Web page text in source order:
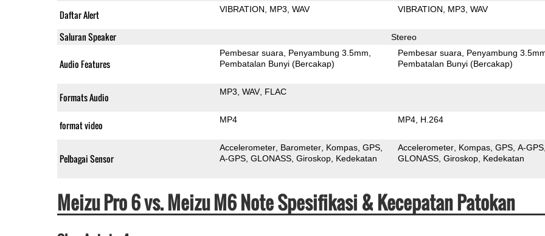
Daftar Alert VIBRATION MP3 WAV VIBRATION MP3 WAV
Saluran Speaker Stereo
Audio Features
Pembesar suara
Penyambung 3.5mm
Pembatalan Bunyi (Bercakap)
Pembesar suara
Penyambung
Pembatalan Bunyi (Bercakap)
Formats Audio MP3 WAV FLAC
format video MP4 MP4 H.264
Pelbagai Sensor
Accelerometer Barometer Kompas GPS
A-GPS GLONASS Giroskop Kedekatan
Accelerometer Kompas GPS A-GPS
GLONASS Giroskop Kedekatan
Meizu Pro 6 vs. Meizu M6 Note Spesifikasi & Kecepatan Patokan